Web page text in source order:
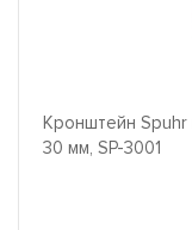
Кронштейн Spuhr
30 мм, SP-3001